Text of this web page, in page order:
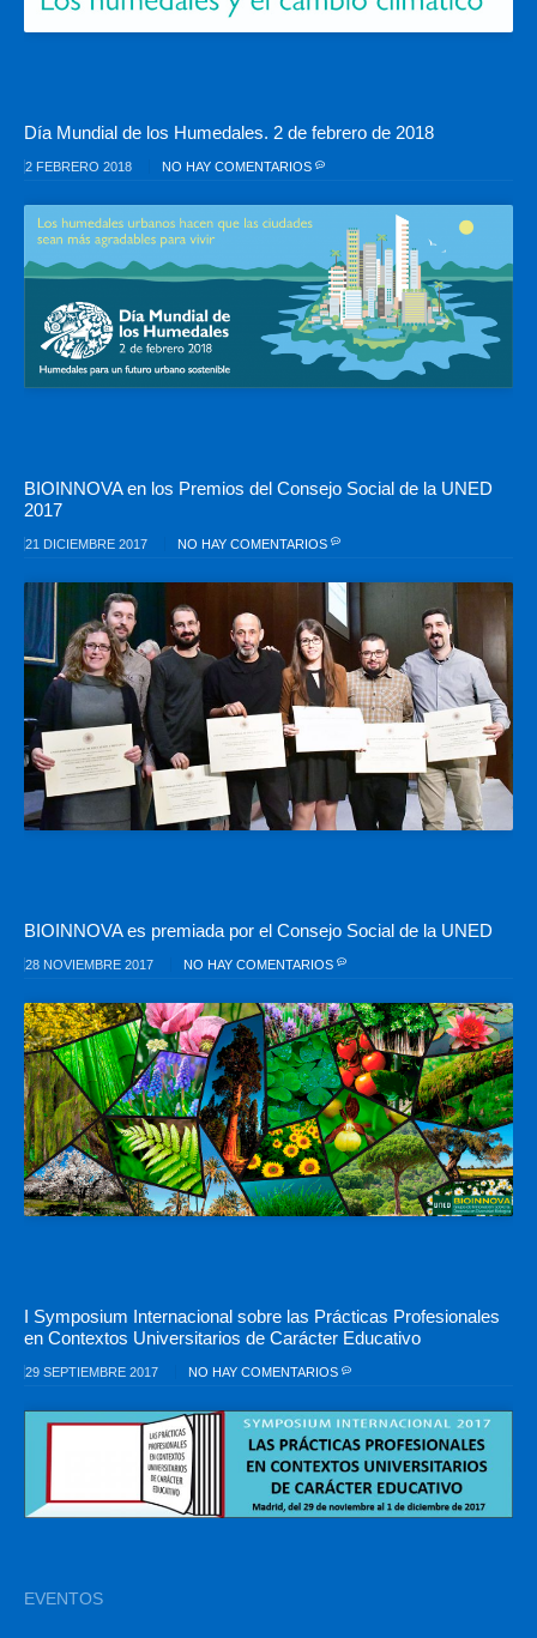
Día Mundial de los Humedales. 2 de febrero de 2018
2 FEBRERO 2018 NO HAY COMENTARIOS
BIOINNOVA en los Premios del Consejo Social de la UNED
2017
21 DICIEMBRE 2017 NO HAY COMENTARIOS
BIOINNOVA es premiada por el Consejo Social de la UNED
28 NOVIEMBRE 2017 NO HAY COMENTARIOS
I Symposium Internacional sobre las Prácticas Profesionales
en Contextos Universitarios de Carácter Educativo
29 SEPTIEMBRE 2017 NO HAY COMENTARIOS
EVENTOS